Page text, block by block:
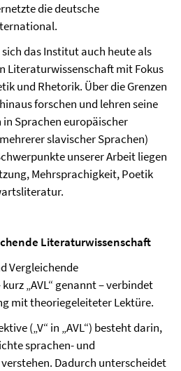
die deutsche
das Institut auch heute als
Literaturwissenschaft mit Fokus
und Rhetorik. Über die Grenzen
forschen und lehren seine
Sprachen europäischer
slavischer Sprachen)
unserer Arbeit liegen
Mehrsprachigkeit, Poetik
Literaturwissenschaft
Vergleichende
„AVL“ genannt – verbindet
mit theoriegeleiteter Lektüre.
(„V“ in „AVL“) besteht darin,
sprachen- und
Dadurch unterscheidet